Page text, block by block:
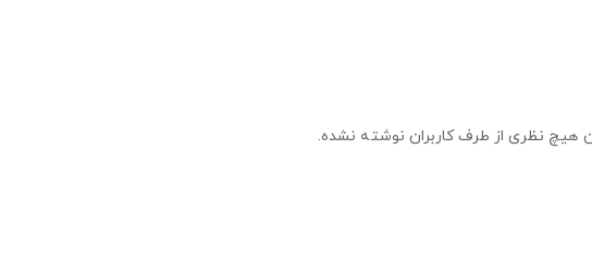
هیچ نظری از طرف کاربران نوشته نشده.